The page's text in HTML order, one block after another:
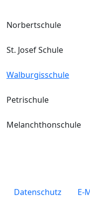
Norbertschule
St. Josef Schule
Walburgisschule
Petrischule
Melanchthonschule
legals
Datenschutz E-